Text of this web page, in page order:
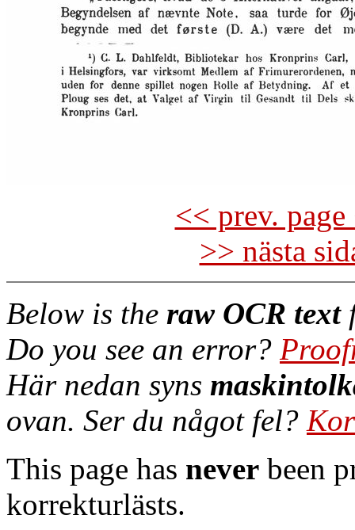
<< prev.
>> nästa
Below is the raw OCR text
Do you see an error?
Här nedan syns
ovan. Ser du något fel?
This page has never been
korrekturlästs.